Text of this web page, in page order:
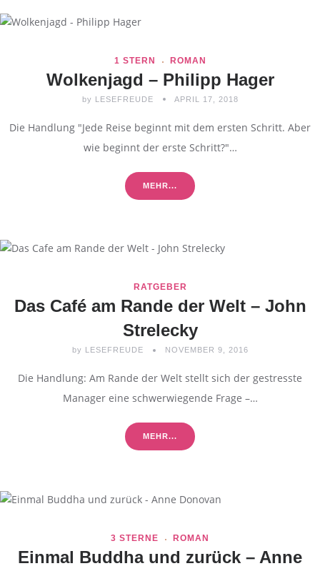
1 STERN ROMAN
Wolkenjagd – Philipp Hager
by LESEFREUDE APRIL 17, 2018
Die Handlung "Jede Reise beginnt mit dem ersten Schritt. Aber
wie beginnt der erste Schritt?"…
MEHR...
RATGEBER
Das Café am Rande der Welt – John
Strelecky
by LESEFREUDE NOVEMBER 9, 2016
Die Handlung: Am Rande der Welt stellt sich der gestresste
Manager eine schwerwiegende Frage –…
MEHR...
3 STERNE ROMAN
Einmal Buddha und zurück – Anne